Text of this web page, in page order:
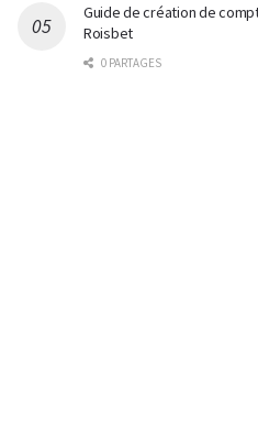
Guide de création de
Roisbet
0 PARTAGES